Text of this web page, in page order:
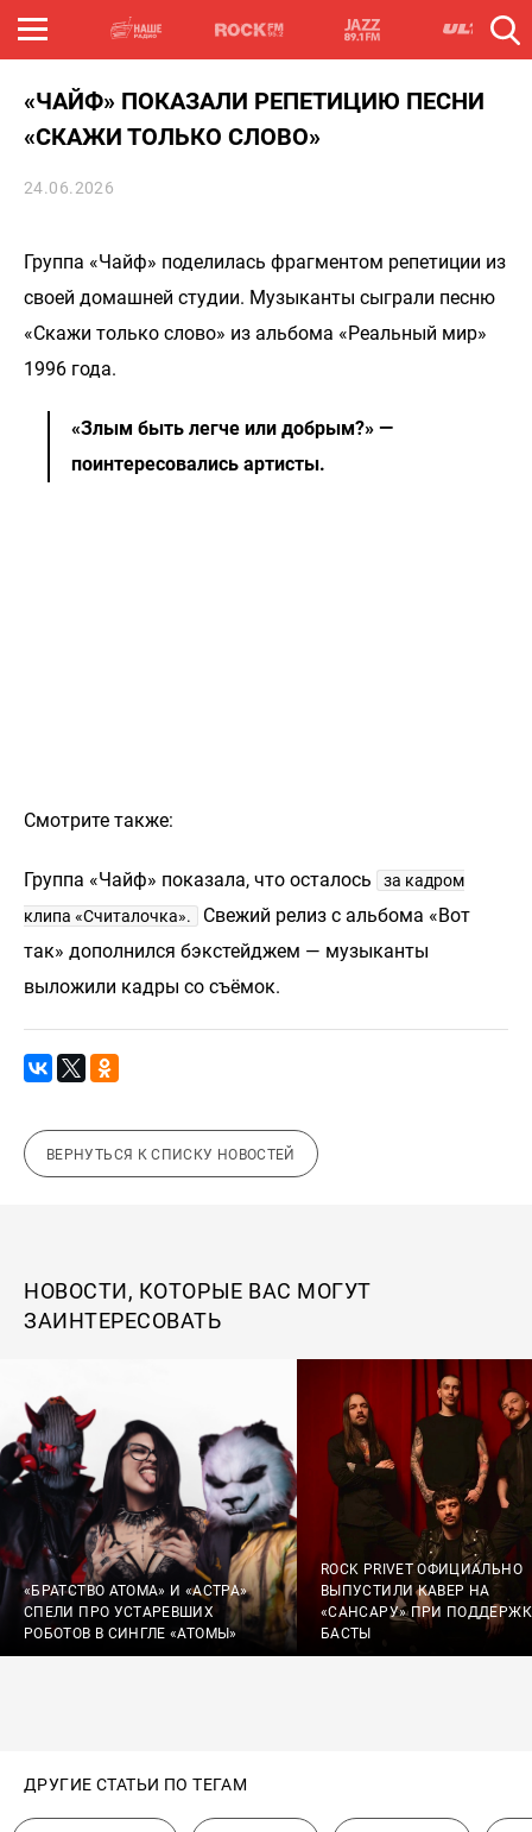
«ЧАЙФ» ПОКАЗАЛИ РЕПЕТИЦИЮ ПЕСНИ
«СКАЖИ ТОЛЬКО СЛОВО»
24.06.2026
Группа «Чайф» поделилась фрагментом репетиции из
своей домашней студии. Музыканты сыграли песню
«Скажи только слово» из альбома «Реальный мир»
1996 года.
«Злым быть легче или добрым?» —
поинтересовались артисты.
Смотрите также:
Группа «Чайф» показала, что осталось
за кадром
клипа «Считалочка».
Свежий релиз с альбома «Вот
так» дополнился бэкстейджем — музыканты
выложили кадры со съёмок.
ВЕРНУТЬСЯ К СПИСКУ НОВОСТЕЙ
НОВОСТИ, КОТОРЫЕ ВАС МОГУТ
ЗАИНТЕРЕСОВАТЬ
«БРАТСТВО АТОМА» И «АСТРА»
СПЕЛИ ПРО УСТАРЕВШИХ
РОБОТОВ В СИНГЛЕ «АТОМЫ»
ROCK PRIVET ОФИЦИАЛЬНО
ВЫПУСТИЛИ КАВЕР НА
«САНСАРУ» ПРИ
БАСТЫ
ДРУГИЕ СТАТЬИ ПО ТЕГАМ